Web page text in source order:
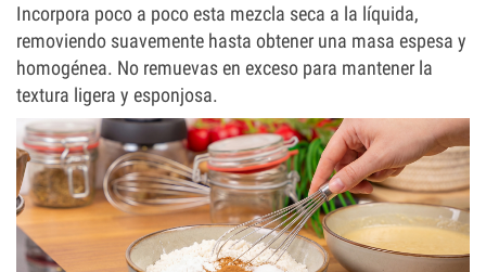
Incorpora poco a poco esta mezcla seca a la líquida,
removiendo suavemente hasta obtener una masa espesa y
homogénea. No remuevas en exceso para mantener la
textura ligera y esponjosa.